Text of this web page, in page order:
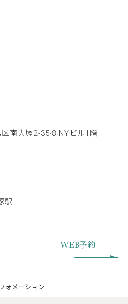
南大塚2-35-8 NYビル1階
駅
WEB予約
ォメーション